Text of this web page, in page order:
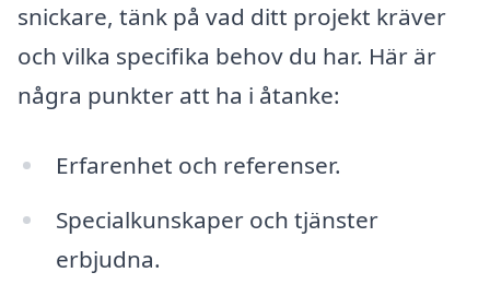
snickare, tänk på vad ditt projekt kräver
och vilka specifika behov du har. Här är
några punkter att ha i åtanke:
Erfarenhet och referenser.
Specialkunskaper och tjänster
erbjudna.